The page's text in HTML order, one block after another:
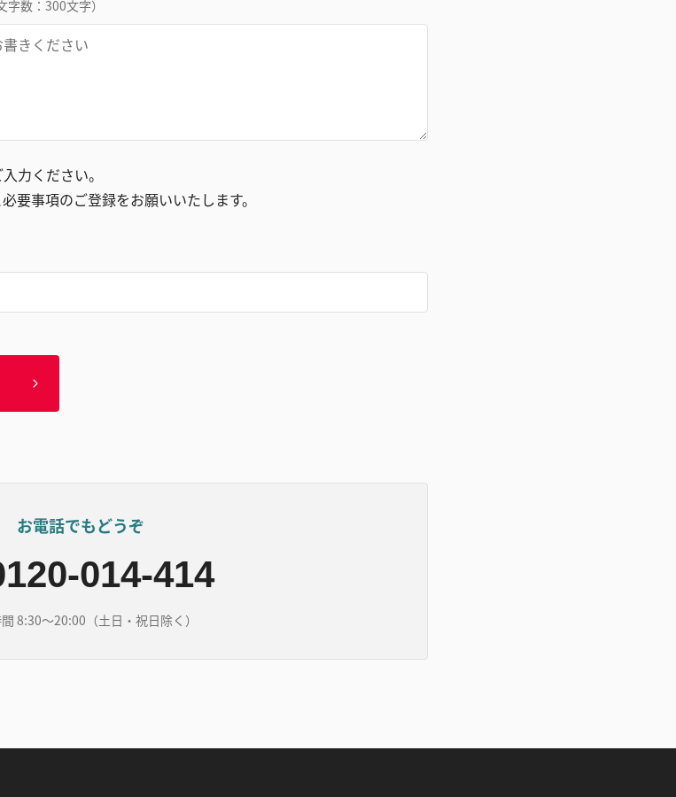
字数：300文字）
力ください。
要事項のご登録をお願いいたします。
お電話でもどうぞ
014-414
8:30～20:00（土日・祝日除く）